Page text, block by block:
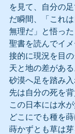
を見て、自分の
だ瞬間、「これ
無理だ」と悟った
聖書を読んでイ
接的に現況を目
天と地の差がある
砂漠へ足を踏み
先は自分の死を背
この日本には水
どこにでも種を蒔
蒔かずとも草は芽